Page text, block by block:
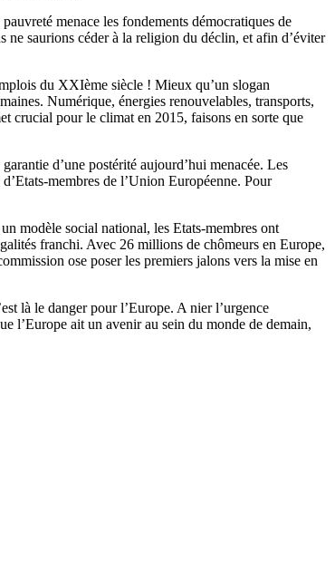
menace les fondements démocratiques de
ne saurions céder à la religion du déclin, et afin d’éviter
du XXIème siècle ! Mieux qu’un slogan
Numérique, énergies renouvelables, transports,
crucial pour le climat en 2015, faisons en sorte que
d’une postérité aujourd’hui menacée. Les
membres de l’Union Européenne. Pour
modèle social national, les Etats-membres ont
franchi. Avec 26 millions de chômeurs en Europe,
ose poser les premiers jalons vers la mise en
là le danger pour l’Europe. A nier l’urgence
l’Europe ait un avenir au sein du monde de demain,